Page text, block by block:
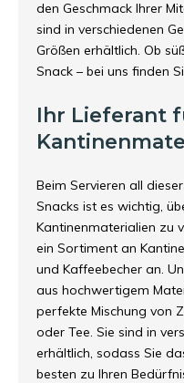
den Geschmack Ihrer
sind in verschiedenen
Größen erhältlich. Ob
Snack – bei uns finden
Ihr Lieferant
Beim Servieren all
Snacks ist es wichtig,
Kantinenmaterialien zu
ein Sortiment an
und Kaffeebecher an.
aus hochwertigem
perfekte Mischung von
oder Tee. Sie sind in
erhältlich, sodass Sie
besten zu Ihren